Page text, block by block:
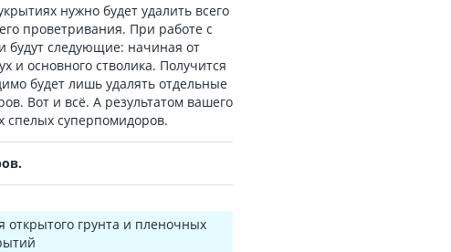
нужно будет удалить всего
проветривания. При работе с
будут следующие: начиная от
и основного стволика. Получится
будет лишь удалять отдельные
Вот и всё. А результатом вашего
спелых суперпомидоров.
открытого грунта и пленочных